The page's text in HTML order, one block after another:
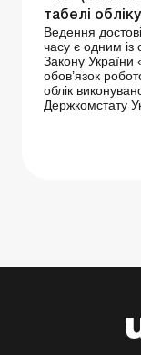
табелі
Ведення
часу є одним із
Закону
обов’язок
облік
Держкомстату